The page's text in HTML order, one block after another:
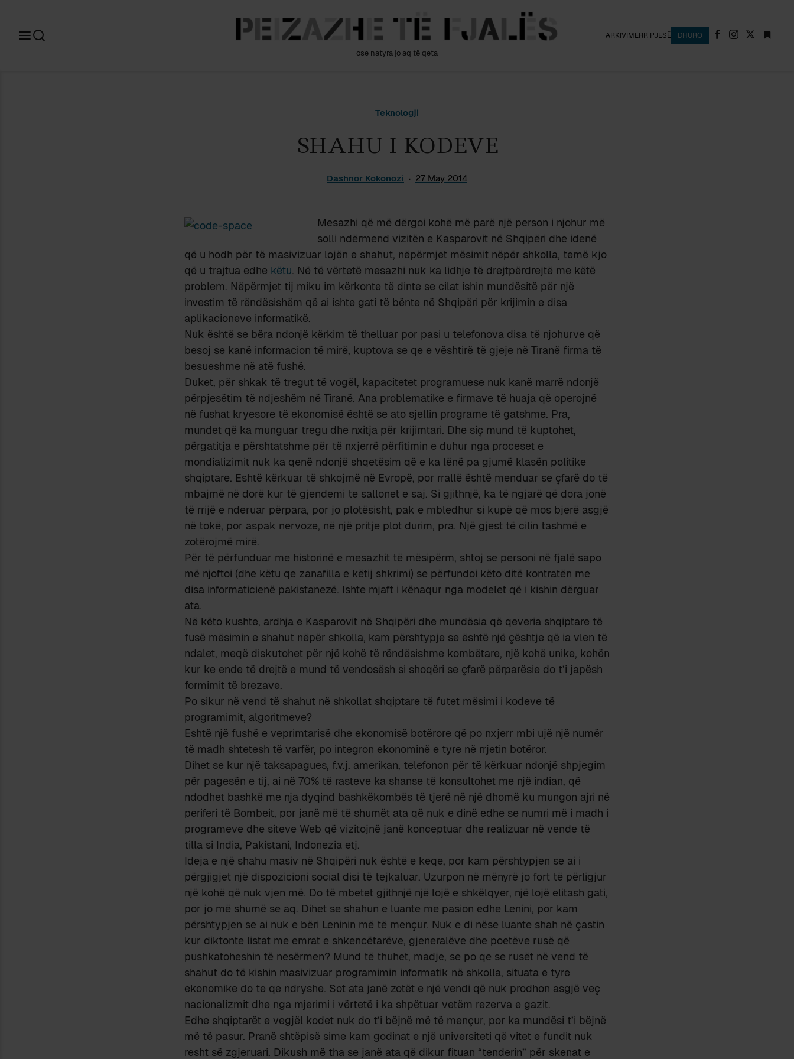
ose natyra jo aq të qeta
ARKIVIMERR PJESË DHURO
Teknologji
SHAHU I KODEVE
Dashnor Kokonozi 27 May 2014
Mesazhi që më dërgoi kohë më parë një person i njohur më
solli ndërmend vizitën e Kasparovit në Shqipëri dhe idenë
që u hodh për të masivizuar lojën e shahut, nëpërmjet mësimit nëpër shkolla, temë kjo
që u trajtua edhe këtu. Në të vërtetë mesazhi nuk ka lidhje të drejtpërdrejtë me këtë
problem. Nëpërmjet tij miku im kërkonte të dinte se cilat ishin mundësitë për një
investim të rëndësishëm që ai ishte gati të bënte në Shqipëri për krijimin e disa
aplikacioneve informatikë.
Nuk është se bëra ndonjë kërkim të thelluar por pasi u telefonova disa të njohurve që
besoj se kanë informacion të mirë, kuptova se qe e vështirë të gjeje në Tiranë firma të
besueshme në atë fushë.
Duket, për shkak të tregut të vogël, kapacitetet programuese nuk kanë marrë ndonjë
përpjesëtim të ndjeshëm në Tiranë. Ana problematike e firmave të huaja që operojnë
në fushat kryesore të ekonomisë është se ato sjellin programe të gatshme. Pra,
mundet që ka munguar tregu dhe nxitja për krijimtari. Dhe siç mund të kuptohet,
përgatitja e përshtatshme për të nxjerrë përfitimin e duhur nga proceset e
mondializimit nuk ka qenë ndonjë shqetësim që e ka lënë pa gjumë klasën politike
shqiptare. Eshtë kërkuar të shkojmë në Evropë, por rrallë është menduar se çfarë do të
mbajmë në dorë kur të gjendemi te sallonet e saj. Si gjithnjë, ka të ngjarë që dora jonë
të rrijë e nderuar përpara, por jo plotësisht, pak e mbledhur si kupë që mos bjerë asgjë
në tokë, por aspak nervoze, në një pritje plot durim, pra. Një gjest të cilin tashmë e
zotërojmë mirë.
Për të përfunduar me historinë e mesazhit të mësipërm, shtoj se personi në fjalë sapo
më njoftoi (dhe këtu qe zanafilla e këtij shkrimi) se përfundoi këto ditë kontratën me
disa informaticienë pakistanezë. Ishte mjaft i kënaqur nga modelet që i kishin dërguar
ata.
Në këto kushte, ardhja e Kasparovit në Shqipëri dhe mundësia që qeveria shqiptare të
fusë mësimin e shahut nëpër shkolla, kam përshtypje se është një çështje që ia vlen të
ndalet, meqë diskutohet për një kohë të rëndësishme kombëtare, një kohë unike, kohën
kur ke ende të drejtë e mund të vendosësh si shoqëri se çfarë përparësie do t’i japësh
formimit të brezave.
Po sikur në vend të shahut në shkollat shqiptare të futet mësimi i kodeve të
programimit, algoritmeve?
Eshtë një fushë e veprimtarisë dhe ekonomisë botërore që po nxjerr mbi ujë një numër
të madh shtetesh të varfër, po integron ekonominë e tyre në rrjetin botëror.
Dihet se kur një taksapagues, f.v.j. amerikan, telefonon për të kërkuar ndonjë shpjegim
për pagesën e tij, ai në 70% të rasteve ka shanse të konsultohet me një indian, që
ndodhet bashkë me nja dyqind bashkëkombës të tjerë në një dhomë ku mungon ajri në
periferi të Bombeit, por janë më të shumët ata që nuk e dinë edhe se numri më i madh i
programeve dhe siteve Web që vizitojnë janë konceptuar dhe realizuar në vende të
tilla si India, Pakistani, Indonezia etj.
Ideja e një shahu masiv në Shqipëri nuk është e keqe, por kam përshtypjen se ai i
përgjigjet një dispozicioni social disi të tejkaluar. Uzurpon në mënyrë jo fort të përligjur
një kohë që nuk vjen më. Do të mbetet gjithnjë një lojë e shkëlqyer, një lojë elitash gati,
por jo më shumë se aq. Dihet se shahun e luante me pasion edhe Lenini, por kam
përshtypjen se ai nuk e bëri Leninin më të mençur. Nuk e di nëse luante shah në çastin
kur diktonte listat me emrat e shkencëtarëve, gjeneralëve dhe poetëve rusë që
pushkatoheshin të nesërmen? Mund të thuhet, madje, se po qe se rusët në vend të
shahut do të kishin masivizuar programimin informatik në shkolla, situata e tyre
ekonomike do te qe ndryshe. Sot ata janë zotët e një vendi që nuk prodhon asgjë veç
nacionalizmit dhe nga mjerimi i vërtetë i ka shpëtuar vetëm rezerva e gazit.
Edhe shqiptarët e vegjël kodet nuk do t’i bëjnë më të mençur, por ka mundësi t’i bëjnë
më të pasur. Pranë shtëpisë sime kam godinat e një universiteti që vitet e fundit nuk
resht së zgjeruari. Dikush më tha se janë ata që dikur fituan “tenderin” për skenat e